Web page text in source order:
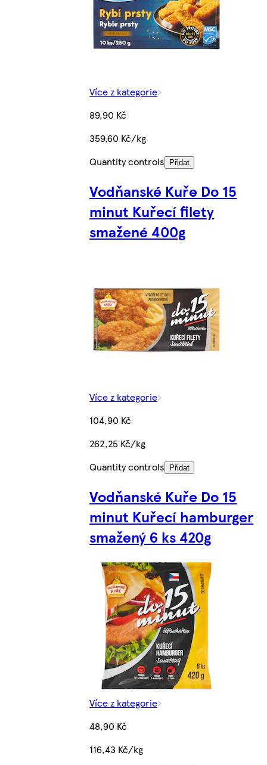
Více z kategorie
89,90 Kč
359,60 Kč/kg
Quantity controls Přidat
Vodňanské Kuře Do 15
minut Kuřecí filety
smažené 400g
Více z kategorie
104,90 Kč
262,25 Kč/kg
Quantity controls
Přidat
Vodňanské Kuře Do 15
minut Kuřecí hamburger
smažený 6 ks 420g
Více z kategorie
48,90 Kč
116,43 Kč/kg